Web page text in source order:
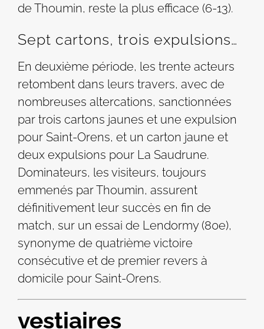
de Thoumin, reste la plus efficace (6-13).
Sept cartons, trois expulsions…
En deuxième période, les trente acteurs
retombent dans leurs travers, avec de
nombreuses altercations, sanctionnées
par trois cartons jaunes et une expulsion
pour Saint-Orens, et un carton jaune et
deux expulsions pour La Saudrune.
Dominateurs, les visiteurs, toujours
emmenés par Thoumin, assurent
définitivement leur succès en fin de
match, sur un essai de Lendormy (80e),
synonyme de quatrième victoire
consécutive et de premier revers à
domicile pour Saint-Orens.
vestiaires